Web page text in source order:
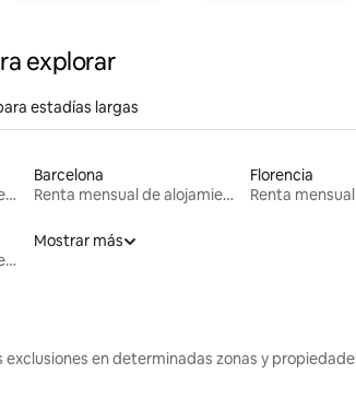
explorar
estadías largas
Renta mensual de alojamientos
Barcelona
Renta mensual de alojamientos
Florencia
Renta mensual de alojamientos
Mostrar más
exclusiones en determinadas zonas y